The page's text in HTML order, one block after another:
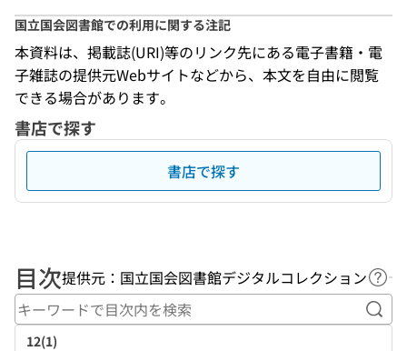
国立国会図書館での利用に関する注記
本資料は、掲載誌(URI)等のリンク先にある電子書籍・電
子雑誌の提供元Webサイトなどから、本文を自由に閲覧
できる場合があります。
書店で探す
書店で探す
目次提供元：国立国会図書館デジタルコレクション ヘ
キ
12(1)